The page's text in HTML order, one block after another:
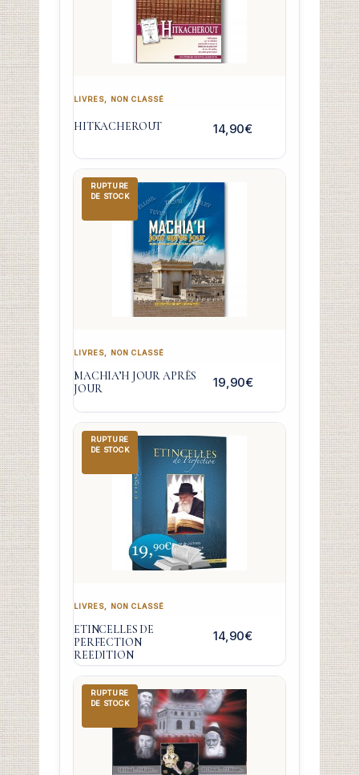
LIVRES, NON CLASSÉ
HITKACHEROUT 14,90€
RUPTURE
DE STOCK
LIVRES, NON CLASSÉ
MACHIA’H JOUR APRÈS
JOUR
19,90€
RUPTURE
DE STOCK
LIVRES, NON CLASSÉ
ETINCELLES DE
PERFECTION
REEDITION
14,90€
RUPTURE
DE STOCK